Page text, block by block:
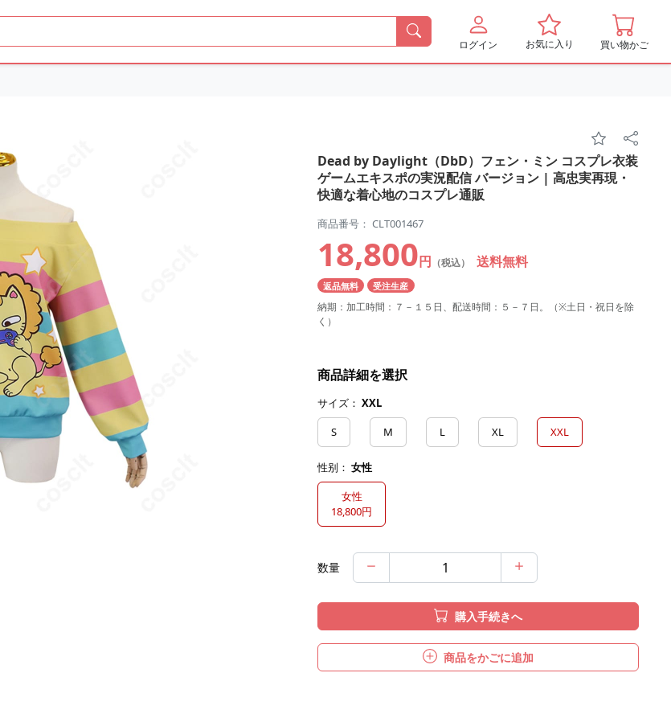
ログイン お気に入り 買い物かご
Dead by Daylight（DbD）フェン・ミン コスプレ衣装
ゲームエキスポの実況配信 バージョン | 高忠実再現・
快適な着心地のコスプレ通販
商品番号： CLT001467
18,800円 （税込） 送料無料
返品無料 受注生産
納期：加工時間：７－１５日、配送時間：５－７日。（※土日・祝日を除
く）
商品詳細を選択
サイズ： XXL
S
M L XL XXL
性别： 女性
女性
18,800円
数量
購入手続きへ
商品をかごに追加